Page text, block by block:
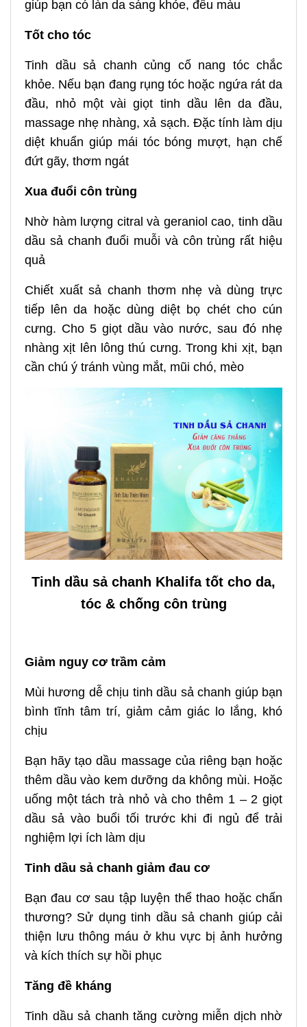
giúp bạn có làn da sáng khỏe, đều màu
Tốt cho tóc
Tinh dầu sả chanh củng cố nang tóc chắc
khỏe. Nếu bạn đang rụng tóc hoặc ngứa rát da
đầu, nhỏ một vài giọt tinh dầu lên da đầu,
massage nhẹ nhàng, xả sạch. Đặc tính làm dịu
diệt khuẩn giúp mái tóc bóng mượt, hạn chế
đứt gãy, thơm ngát
Xua đuổi côn trùng
Nhờ hàm lượng citral và geraniol cao, tinh dầu
dầu sả chanh đuổi muỗi và côn trùng rất hiệu
quả
Chiết xuất sả chanh thơm nhẹ và dùng trực
tiếp lên da hoặc dùng diệt bọ chét cho cún
cưng. Cho 5 giọt dầu vào nước, sau đó nhẹ
nhàng xịt lên lông thú cưng. Trong khi xịt, bạn
cần chú ý tránh vùng mắt, mũi chó, mèo
Tinh dầu sả chanh Khalifa tốt cho da,
tóc & chống côn trùng
Giảm nguy cơ trầm cảm
Mùi hương dễ chịu tinh dầu sả chanh giúp bạn
bình tĩnh tâm trí, giảm cảm giác lo lắng, khó
chịu
Bạn hãy tạo dầu massage của riêng bạn hoặc
thêm dầu vào kem dưỡng da không mùi. Hoặc
uống một tách trà nhỏ và cho thêm 1 – 2 giọt
dầu sả vào buổi tối trước khi đi ngủ để trải
nghiệm lợi ích làm dịu
Tinh dầu sả chanh giảm đau cơ
Bạn đau cơ sau tập luyện thể thao hoặc chấn
thương? Sử dụng tinh dầu sả chanh giúp cải
thiện lưu thông máu ở khu vực bị ảnh hưởng
và kích thích sự hồi phục
Tăng đề kháng
Tinh dầu sả chanh tăng cường miễn dịch nhờ